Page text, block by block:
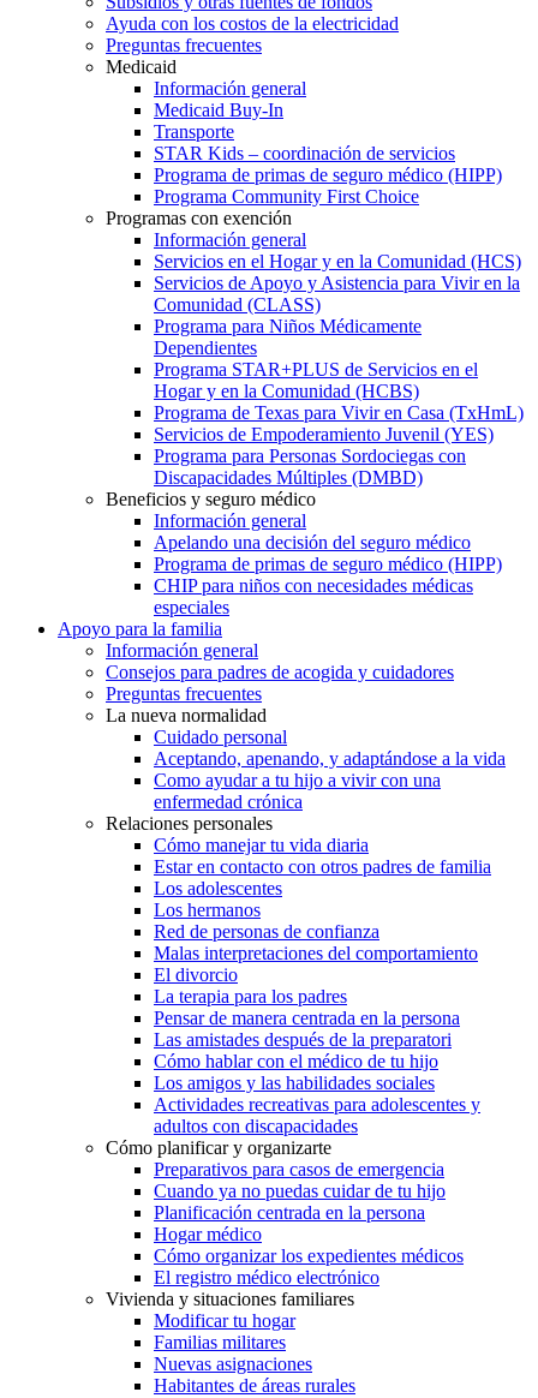
Ayuda con los costos de la electricidad
Preguntas frecuentes
Medicaid
Información general
Medicaid Buy-In
Transporte
STAR Kids – coordinación de servicios
Programa de primas de seguro médico (HIPP)
Programa Community First Choice
Programas con exención
Información general
Servicios en el Hogar y en la Comunidad (HCS)
Servicios de Apoyo y Asistencia para Vivir en la
Comunidad (CLASS)
Programa para Niños Médicamente
Dependientes
Programa STAR+PLUS de Servicios en el
Hogar y en la Comunidad (HCBS)
Programa de Texas para Vivir en Casa (TxHmL)
Servicios de Empoderamiento Juvenil (YES)
Programa para Personas Sordociegas con
Discapacidades Múltiples (DMBD)
Beneficios y seguro médico
Información general
Apelando una decisión del seguro médico
Programa de primas de seguro médico (HIPP)
CHIP para niños con necesidades médicas
especiales
Apoyo para la familia
Información general
Consejos para padres de acogida y cuidadores
Preguntas frecuentes
La nueva normalidad
Cuidado personal
Aceptando, apenando, y adaptándose a la vida
Como ayudar a tu hijo a vivir con una
enfermedad crónica
Relaciones personales
Cómo manejar tu vida diaria
Estar en contacto con otros padres de familia
Los adolescentes
Los hermanos
Red de personas de confianza
Malas interpretaciones del comportamiento
El divorcio
La terapia para los padres
Pensar de manera centrada en la persona
Las amistades después de la preparatori
Cómo hablar con el médico de tu hijo
Los amigos y las habilidades sociales
Actividades recreativas para adolescentes y
adultos con discapacidades
Cómo planificar y organizarte
Preparativos para casos de emergencia
Cuando ya no puedas cuidar de tu hijo
Planificación centrada en la persona
Hogar médico
Cómo organizar los expedientes médicos
El registro médico electrónico
Vivienda y situaciones familiares
Modificar tu hogar
Familias militares
Nuevas asignaciones
Habitantes de áreas rurales